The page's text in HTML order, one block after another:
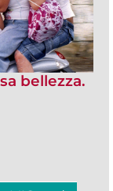
bellezza.